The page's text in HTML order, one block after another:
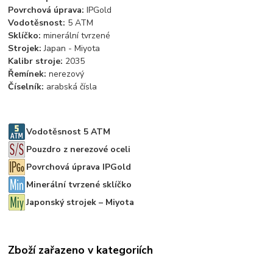
Povrchová úprava: IPGold
Vodotěsnost: 5 ATM
Sklíčko: minerální tvrzené
Strojek: Japan - Miyota
Kalibr stroje: 2035
Řemínek: nerezový
Číselník: arabská čísla
Vodotěsnost 5 ATM
Pouzdro z nerezové oceli
Povrchová úprava IPGold
Minerální tvrzené sklíčko
Japonský strojek – Miyota
Zboží zařazeno v kategoriích